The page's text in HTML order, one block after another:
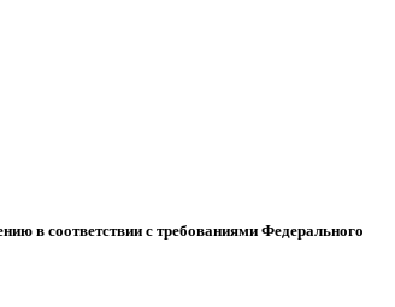
в соответствии с требованиями Федерального